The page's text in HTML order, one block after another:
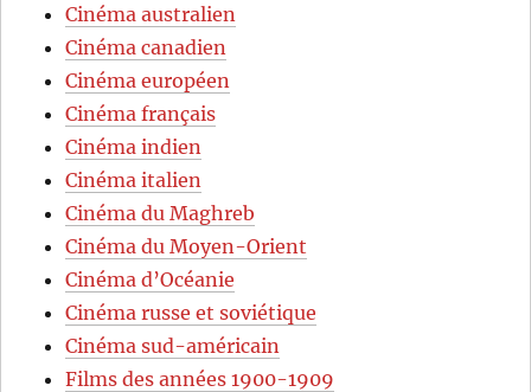
Cinéma australien
Cinéma canadien
Cinéma européen
Cinéma français
Cinéma indien
Cinéma italien
Cinéma du Maghreb
Cinéma du Moyen-Orient
Cinéma d’Océanie
Cinéma russe et soviétique
Cinéma sud-américain
Films des années 1900-1909